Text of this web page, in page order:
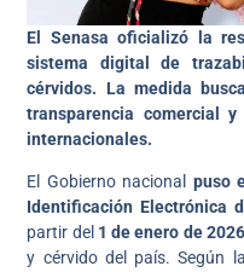
El Senasa oficializó la
sistema digital de
cérvidos. La medida
transparencia comercial
internacionales.
El Gobierno nacional puso
Identificación Electrónica
partir del 1 de enero de 2026
y cérvido del país. Según la